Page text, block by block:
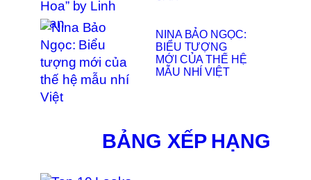
NINA BẢO NGỌC:
BIỂU TƯỢNG
MỚI CỦA THẾ HỆ
MẪU NHÍ VIỆT
BẢNG XẾP HẠNG